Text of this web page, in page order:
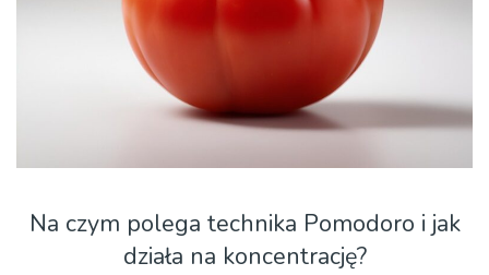
Na czym polega technika Pomodoro i jak
działa na koncentrację?